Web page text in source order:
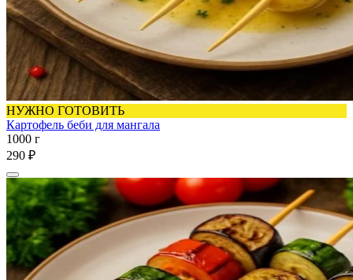
НУЖНО ГОТОВИТЬ
Картофель беби для мангала
1000 г
290 ₽